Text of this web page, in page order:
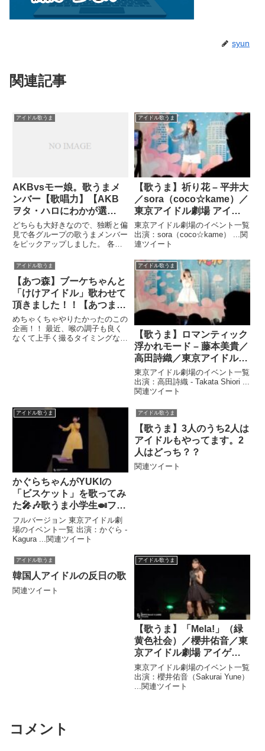
syun
関連記事
アイドル歌うま
AKBvsモー娘。歌うまメ
ンバー【歌唱力】【AKB
ヲタ・ハロにわかが選
ぶ】??48 小田さくら 高
橋愛 山本彩 増田有華
宮崎美穂 渡辺麻友 田中
どちらも大好きなので、独断と偏
見で各グループの歌うまメンバー
をピックアップしました。 各々
本望です。 さんは言いすぎまし
たほんと ...関連ツイート
アイドル歌うま
【歌うま】祈り花 – 平井大
／sora（coco☆kame）／
東京アイドル劇場 アイゲ
キ（2023年2月5日）【ソ
ロスペ】
東京アイドル劇場のイベント一覧
出演：sora（coco☆kame） ...関
連ツイート
アイドル歌うま
【あつ森】ブーケちゃんと
「けけアイドル」歌わせて
頂きました！！【あつまれ
どうぶつの森】
めちゃくちゃやりたかったのこの
企画！！ 最近、喉の調子も良く
なくて上手く撮るタイミングなか
アイドル歌うま
【歌うま】ロマンティック
浮かれモード – 藤本美貴／
高田詩織／東京アイドル劇
場 アイゲキ（2023年3月19
日）【ハロ☆プロ パーテ
ィ～!2023春】
東京アイドル劇場のイベント一覧
出演：高田詩織 - Takata Shiori ...
関連ツイート
アイドル歌うま
かぐらちゃんがYUKIの
「ビスケット」を歌ってみ
た🎤🎶歌うま小学生🍛フル
バージョンは説明欄から
👉✨
フルバージョン 東京アイドル劇
場のイベント一覧 出演：かぐら -
Kagura ...関連ツイート
アイドル歌うま
【歌うま】3人のうち2人は
アイドルもやってます。2
人はどっち？？
関連ツイート
アイドル歌うま
韓国人アイドルの反日の歌
関連ツイート
アイドル歌うま
【歌うま】「Mela!」（緑
黄色社会）／櫻井佑音／東
京アイドル劇場 アイゲキ
ライブ（2022年9月23日）
【定期公演】
東京アイドル劇場のイベント一覧
出演：櫻井佑音（Sakurai Yune）
...関連ツイート
コメント